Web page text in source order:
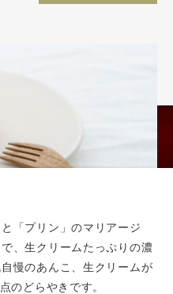
「プリン」のマリアージ
、生クリームたっぷりの濃
慢のあんこ、生クリームが
のどらやきです。